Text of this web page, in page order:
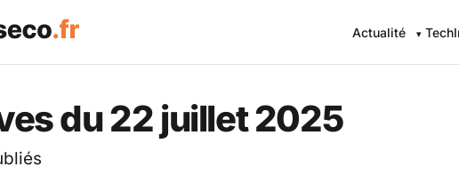
Eco .fr — L'information
Actualité Tech
du 22 juillet 2025